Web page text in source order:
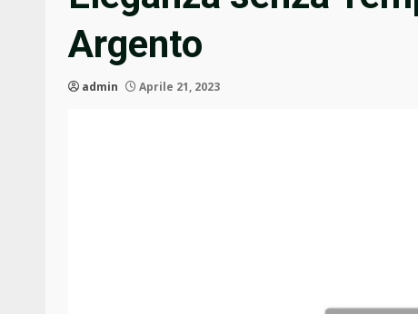
Argento
admin Aprile 21, 2023